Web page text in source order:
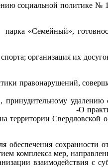
социальной политике №
«Семейный»,
спорта;
правонарушений,
и
удалению
-О практике
территории Свердловской
2025.
сохранности от
направленных на
взаимодействия с